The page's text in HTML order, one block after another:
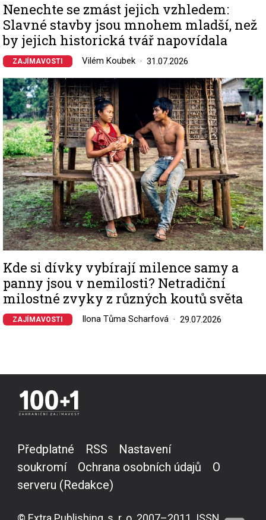
Nenechte se zmást jejich vzhledem:
Slavné stavby jsou mnohem mladší, než
by jejich historická tvář napovídala
ZAJÍMAVOSTI Vilém Koubek 31.07.2026
Image
Kde si dívky vybírají milence samy a
panny jsou v nemilosti? Netradiční
milostné zvyky z různých koutů světa
ZAJÍMAVOSTI Ilona Tůma Scharfová 29.07.2026
Předplatné RSS
Nastavení
soukromí
Ochrana osobních údajů
O
serveru (Redakce)